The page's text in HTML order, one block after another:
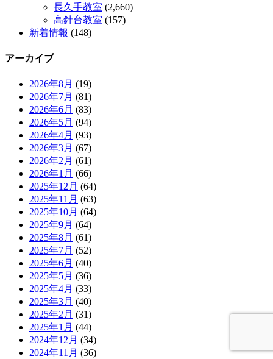
長久手教室 (2,660)
高針台教室 (157)
新着情報 (148)
アーカイブ
2026年8月 (19)
2026年7月 (81)
2026年6月 (83)
2026年5月 (94)
2026年4月 (93)
2026年3月 (67)
2026年2月 (61)
2026年1月 (66)
2025年12月 (64)
2025年11月 (63)
2025年10月 (64)
2025年9月 (64)
2025年8月 (61)
2025年7月 (52)
2025年6月 (40)
2025年5月 (36)
2025年4月 (33)
2025年3月 (40)
2025年2月 (31)
2025年1月 (44)
2024年12月 (34)
2024年11月 (36)